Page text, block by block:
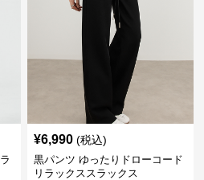
¥6,990 (税込)
黒パンツ ゆったりドローコード
リラックススラックス